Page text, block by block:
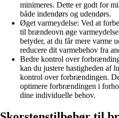
minimeres. Dette er godt for
både indendørs og udendørs.
Øget varmeydelse: Ved at
til brændeovn øge
betyder, at du får mere varme
reducere dit varmebehov fra
Bedre kontrol over
kan du justere hastigheden af
kontrol over forbrændingen.
optimere forbrændingen i
dine individuelle behov.